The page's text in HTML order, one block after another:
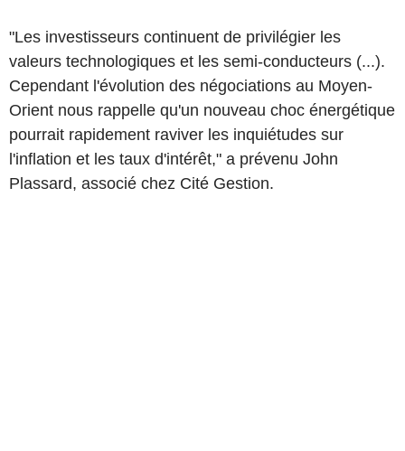
"Les investisseurs continuent de privilégier les
valeurs technologiques et les semi-conducteurs (...).
Cependant l'évolution des négociations au Moyen-
Orient nous rappelle qu'un nouveau choc énergétique
pourrait rapidement raviver les inquiétudes sur
l'inflation et les taux d'intérêt," a prévenu John
Plassard, associé chez Cité Gestion.